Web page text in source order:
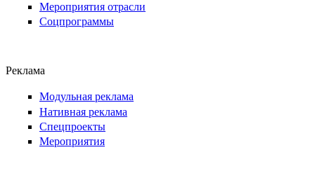
Мероприятия отрасли
Соцпрограммы
Реклама
Модульная реклама
Нативная реклама
Спецпроекты
Мероприятия